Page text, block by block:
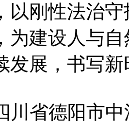
以刚性法治
为建设人与
发展，书写
省德阳市中